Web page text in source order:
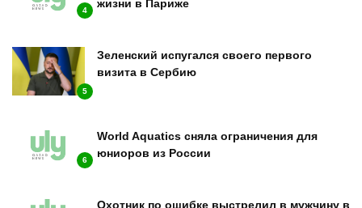
4
жизни в Париже
5
Зеленский испугался своего первого
визита в Сербию
6
World Aquatics сняла ограничения для
юниоров из России
Охотник по ошибке выстрелил в мужчину в